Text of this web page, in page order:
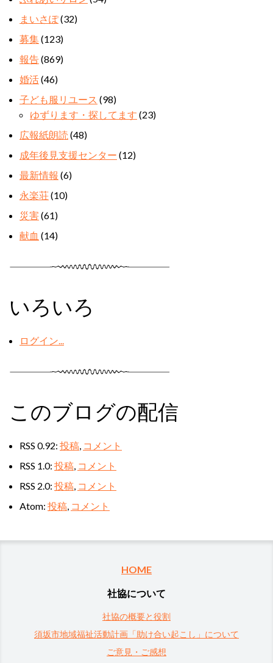
まいさぽ(32)
募集(123)
報告(869)
婚活(46)
子ども服リユース (98)
ゆずります・探してます (23)
広報紙朗読 (48)
成年後見支援センター (12)
最新情報 (6)
永楽荘(10)
災害(61)
献血 (14)
いろいろ
ログイン...
このブログの配信
RSS 0.92: 投稿, コメント
RSS 1.0: 投稿, コメント
RSS 2.0: 投稿, コメント
Atom: 投稿, コメント
HOME
社協について
社協の概要と役割
須坂市地域福祉活動計画「助け合い起こし」について
ご意見・ご感想